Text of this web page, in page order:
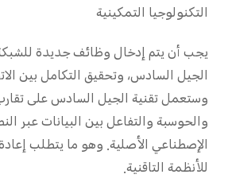
التكنولوجيا التمكينية
يجب أن يتم إدخال وظائف جديدة
الجيل السادس، وتحقيق التكامل بين
وستعمل تقنية الجيل السادس على
والحوسبة والتفاعل بين البيانات عبر
الإصطناعي الأصلية. وهو ما يتطلب
للأنظمة التاقنية.